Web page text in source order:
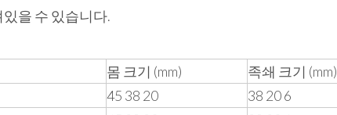
을 수 있습니다.
몸 크기 (mm)
족쇄 크기 (mm)
45 38 20
38 20 6